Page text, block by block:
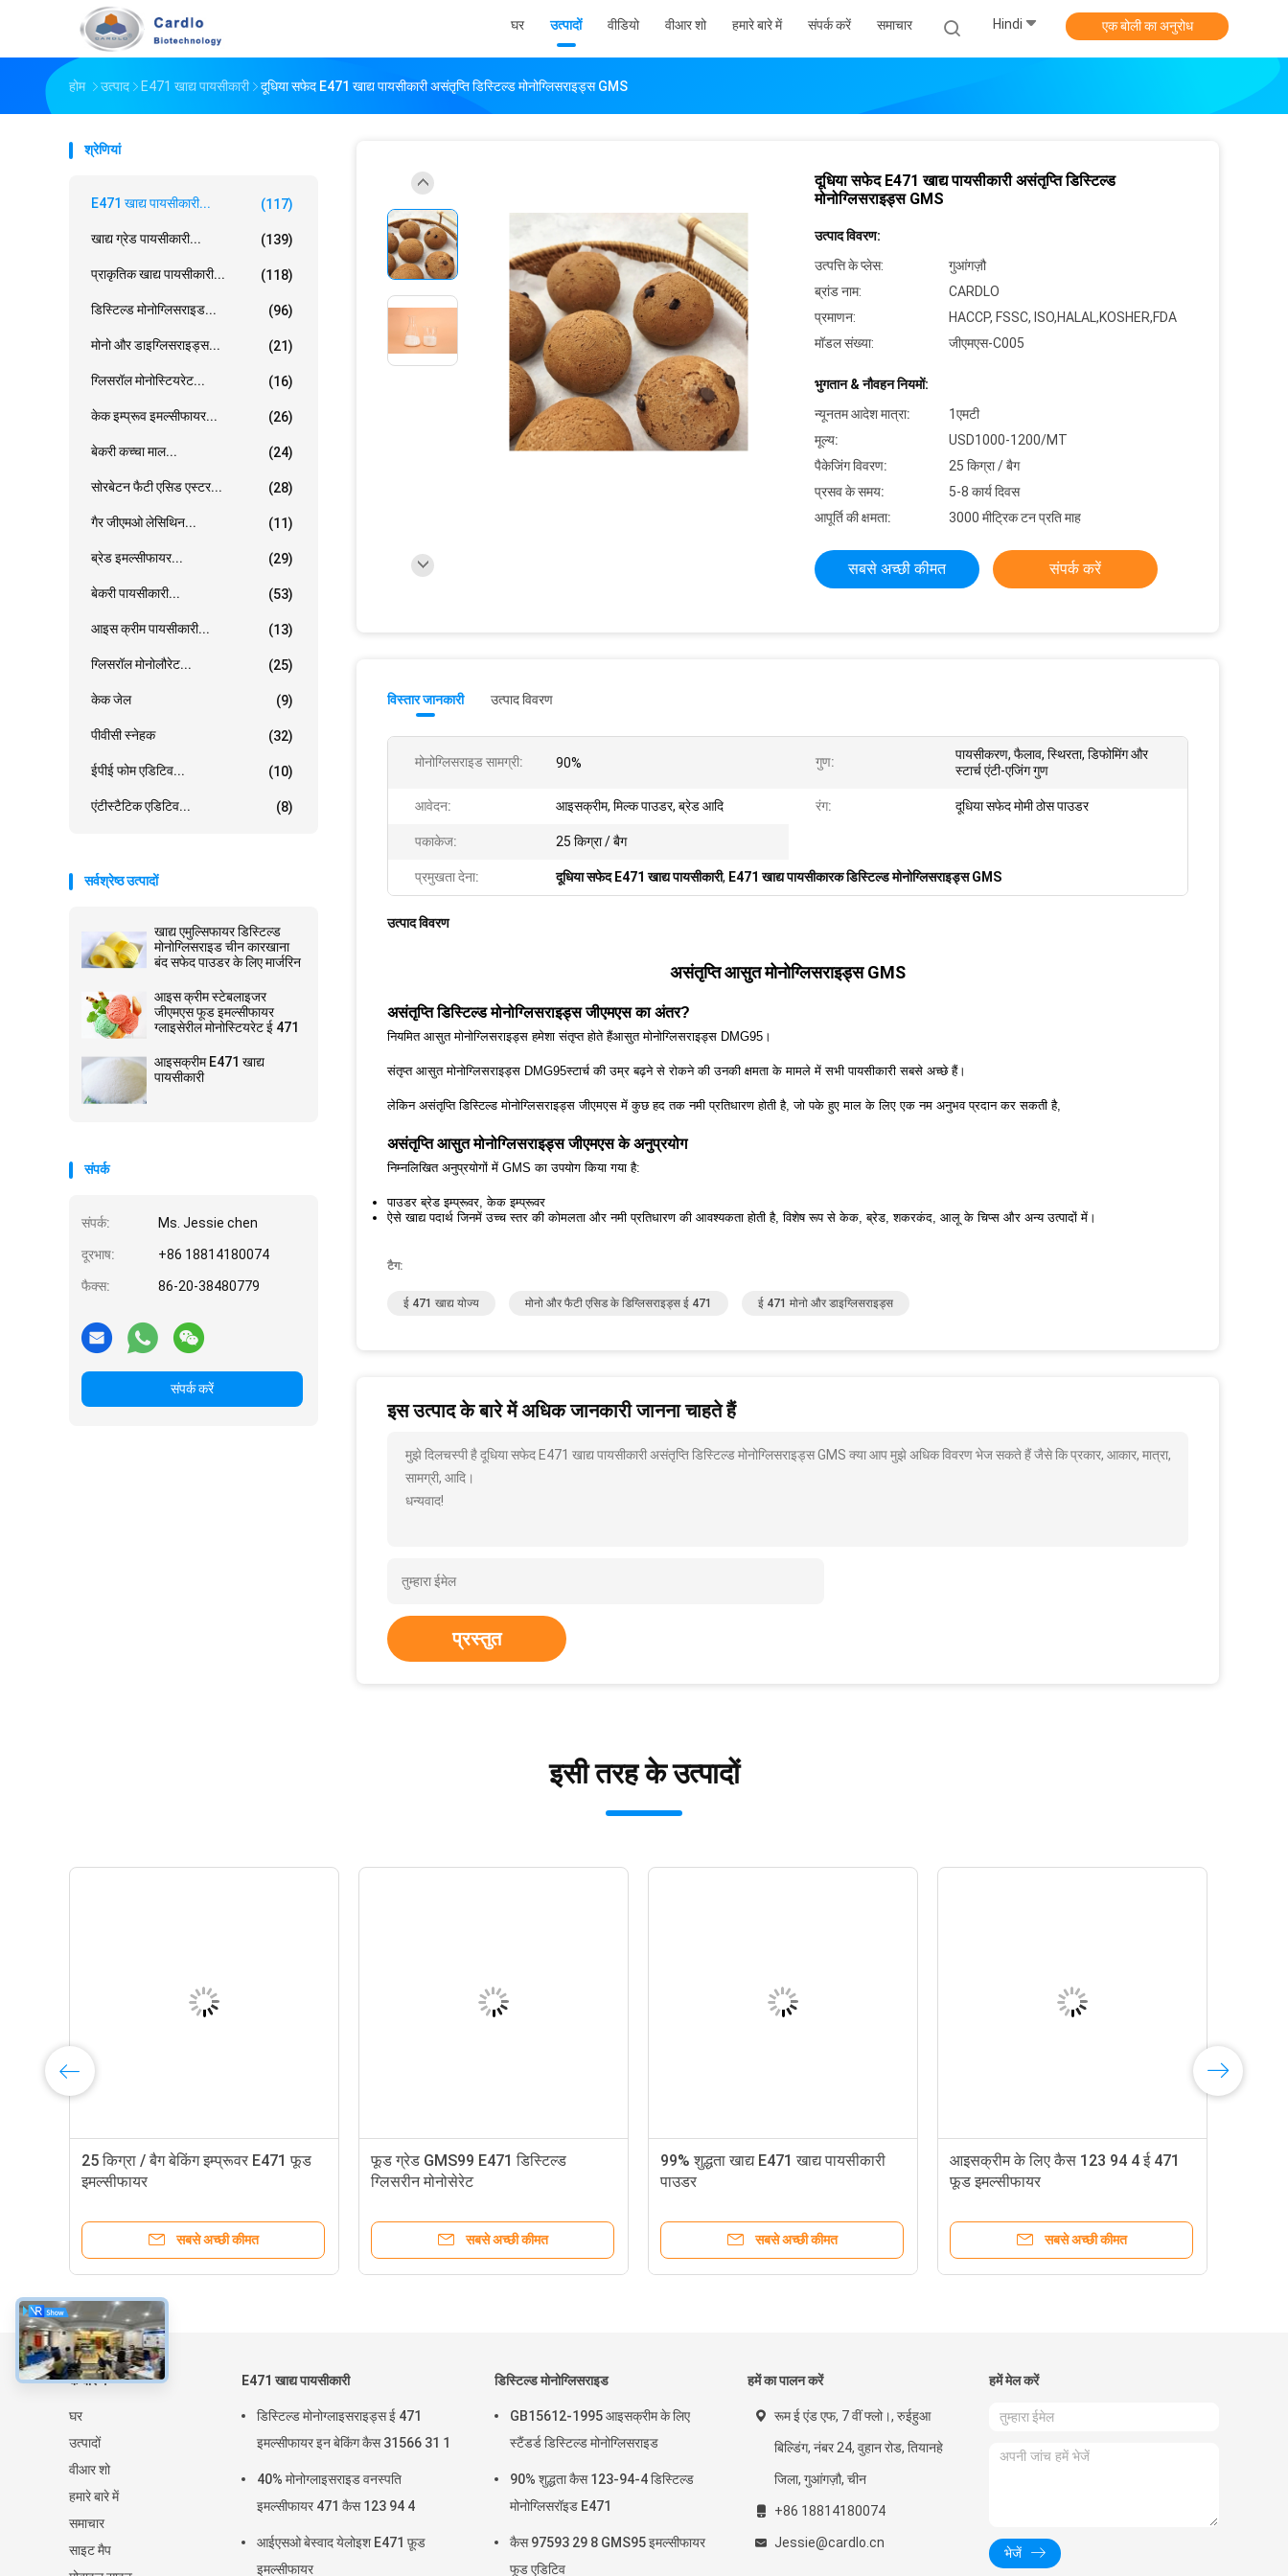
घर उत्पादों वीडियो वीआर शो हमारे बारे में संपर्क करें समाचार Hindi एक बोली का अनुरोध
होम उत्पाद E471 खाद्य पायसीकारी दूधिया सफेद E471 खाद्य पायसीकारी असंतृप्ति डिस्टिल्ड मोनोग्लिसराइड्स GMS
श्रेणियां
E471 खाद्य पायसीकारी... (117)
खाद्य ग्रेड पायसीकारी... (139)
प्राकृतिक खाद्य पायसीकारी... (118)
डिस्टिल्ड मोनोग्लिसराइड... (96)
मोनो और डाइग्लिसराइड्स... (21)
ग्लिसरॉल मोनोस्टियरेट... (16)
केक इम्प्रूव इमल्सीफायर... (26)
बेकरी कच्चा माल... (24)
सोरबेटन फैटी एसिड एस्टर... (28)
गैर जीएमओ लेसिथिन... (11)
ब्रेड इमल्सीफायर... (29)
बेकरी पायसीकारी... (53)
आइस क्रीम पायसीकारी... (13)
ग्लिसरॉल मोनोलौरेट... (25)
केक जेल (9)
पीवीसी स्नेहक (32)
ईपीई फोम एडिटिव... (10)
एंटीस्टैटिक एडिटिव... (8)
सर्वश्रेष्ठ उत्पादों
खाद्य एमुल्सिफायर डिस्टिल्ड
मोनोग्लिसराइड चीन कारखाना
बंद सफेद पाउडर के लिए मार्जरिन
आइस क्रीम स्टेबलाइजर
जीएमएस फूड इमल्सीफायर
ग्लाइसेरील मोनोस्टियरेट ई 471
आइसक्रीम E471 खाद्य
पायसीकारी
संपर्क
संपर्क: Ms. Jessie chen
दूरभाष: +86 18814180074
फैक्स: 86-20-38480779
संपर्क करें
दूधिया सफेद E471 खाद्य पायसीकारी असंतृप्ति डिस्टिल्ड
मोनोग्लिसराइड्स GMS
उत्पाद विवरण:
उत्पत्ति के प्लेस:
गुआंगज़ौ
ब्रांड नाम:
CARDLO
प्रमाणन:
HACCP, FSSC, ISO,HALAL,KOSHER,FDA
मॉडल संख्या:
जीएमएस-C005
भुगतान & नौवहन नियमों:
न्यूनतम आदेश मात्रा:
1एमटी
मूल्य:
USD1000-1200/MT
पैकेजिंग विवरण:
25 किग्रा / बैग
प्रसव के समय:
5-8 कार्य दिवस
आपूर्ति की क्षमता:
3000 मीट्रिक टन प्रति माह
सबसे अच्छी कीमत संपर्क करें
विस्तार जानकारी उत्पाद विवरण
मोनोग्लिसराइड सामग्री: 90% गुण:
पायसीकरण, फैलाव, स्थिरता, डिफोमिंग और
स्टार्च एंटी-एजिंग गुण
आवेदन: आइसक्रीम, मिल्क पाउडर, ब्रेड आदि रंग: दूधिया सफेद मोमी ठोस पाउडर
पकाकेज: 25 किग्रा / बैग
प्रमुखता देना: दूधिया सफेद E471 खाद्य पायसीकारी, E471 खाद्य पायसीकारक डिस्टिल्ड मोनोग्लिसराइड्स GMS
उत्पाद विवरण
असंतृप्ति आसुत मोनोग्लिसराइड्स GMS
असंतृप्ति डिस्टिल्ड मोनोग्लिसराइड्स जीएमएस का अंतर?
नियमित आसुत मोनोग्लिसराइड्स हमेशा संतृप्त होते हैंआसुत मोनोग्लिसराइड्स DMG95।
संतृप्त आसुत मोनोग्लिसराइड्स DMG95स्टार्च की उम्र बढ़ने से रोकने की उनकी क्षमता के मामले में सभी पायसीकारी सबसे अच्छे हैं।
लेकिन असंतृप्ति डिस्टिल्ड मोनोग्लिसराइड्स जीएमएस में कुछ हद तक नमी प्रतिधारण होती है, जो पके हुए माल के लिए एक नम अनुभव प्रदान कर सकती है,
असंतृप्ति आसुत मोनोग्लिसराइड्स जीएमएस के अनुप्रयोग
निम्नलिखित अनुप्रयोगों में GMS का उपयोग किया गया है:
पाउडर ब्रेड इम्प्रूवर, केक इम्प्रूवर
ऐसे खाद्य पदार्थ जिनमें उच्च स्तर की कोमलता और नमी प्रतिधारण की आवश्यकता होती है, विशेष रूप से केक, ब्रेड, शकरकंद, आलू के चिप्स और अन्य उत्पादों में।
टैग:
ई 471 खाद्य योज्य मोनो और फैटी एसिड के डिग्लिसराइड्स ई 471 ई 471 मोनो और डाइग्लिसराइड्स
इस उत्पाद के बारे में अधिक जानकारी जानना चाहते हैं
मुझे दिलचस्पी है दूधिया सफेद E471 खाद्य पायसीकारी असंतृप्ति डिस्टिल्ड मोनोग्लिसराइड्स GMS क्या आप मुझे अधिक विवरण भेज सकते हैं जैसे कि प्रकार, आकार, मात्रा,
सामग्री, आदि।
धन्यवाद!
प्रस्तुत
इसी तरह के उत्पादों
25 किग्रा / बैग बेकिंग इम्प्रूवर E471 फूड
इमल्सीफायर
सबसे अच्छी कीमत
फूड ग्रेड GMS99 E471 डिस्टिल्ड
ग्लिसरीन मोनोसेरेट
सबसे अच्छी कीमत
99% शुद्धता खाद्य E471 खाद्य पायसीकारी
पाउडर
सबसे अच्छी कीमत
आइसक्रीम के लिए कैस 123 94 4 ई 471
फूड इमल्सीफायर
सबसे अच्छी कीमत
के बारे में
घर
उत्पादों
वीआर शो
हमारे बारे में
समाचार
साइट मैप
E471 खाद्य पायसीकारी
डिस्टिल्ड मोनोग्लाइसराइड्स ई 471
इमल्सीफायर इन बेकिंग कैस 31566 31 1
40% मोनोग्लाइसराइड वनस्पति
इमल्सीफायर 471 कैस 123 94 4
आईएसओ बेस्वाद येलोइश E471 फ़ूड
इमल्सीफायर
डिस्टिल्ड मोनोग्लिसराइड
GB15612-1995 आइसक्रीम के लिए
स्टैंडर्ड डिस्टिल्ड मोनोग्लिसराइड
90% शुद्धता कैस 123-94-4 डिस्टिल्ड
मोनोग्लिसरॉइड E471
कैस 97593 29 8 GMS95 इमल्सीफायर
फूड एडिटिव
हमें का पालन करें
रूम ई एंड एफ, 7 वीं फ्लो।, रुईहुआ
बिल्डिंग, नंबर 24, वुहान रोड, तियानहे
जिला, गुआंगज़ौ, चीन
+86 18814180074
Jessie@cardlo.cn
हमें मेल करें
भेजें